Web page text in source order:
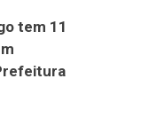
tem 11